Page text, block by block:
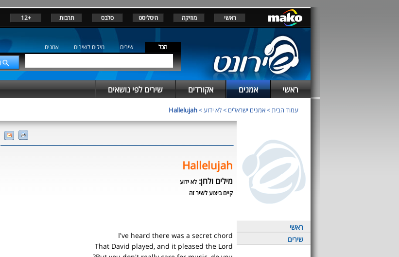
ראשי מוזיקה היטליסט סלבס תרבות +12
הכל שירים מילים לשירים אמנים
ראשי אמנים אקורדים שירים לפי נושאים
עמוד הבית>אמנים ישראלים >לא ידוע>
Hallelujah
ראשי
שירים
Hallelujah
מילים ולחן: לא ידוע
קיים ביצוע לשיר זה
I've heard there was a secret chord
That David played, and it pleased the Lord